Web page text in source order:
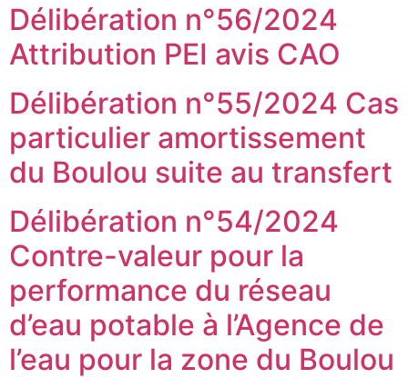
Délibération n°56/2024
Attribution PEI avis CAO
Délibération n°55/2024 Cas
particulier amortissement
du Boulou suite au transfert
Délibération n°54/2024
Contre-valeur pour la
performance du réseau
d’eau potable à l’Agence de
l’eau pour la zone du Boulou